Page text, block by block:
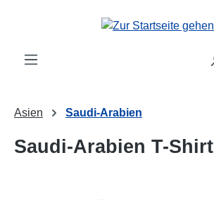
Zum Hauptinhalt springen
Asien Saudi-Arabien
Saudi-Arabien T-Shirt